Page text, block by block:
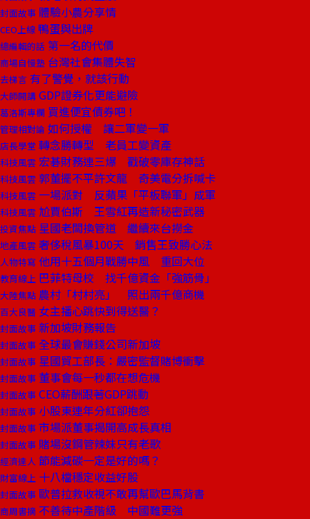
封面故事 體驗小農分享情
CEO上線 鴨蛋與出牌
總編輯的話 第一名的代價
商場自慢塾 台灣社會集體失智
去梯言 有了警覺，就該行動
大師開講 GDP證券化更能避險
葛洛斯專欄 買進便宜債券吧！
管理相對論 如何授權 讓二軍變一軍
店長學堂 轉念勝轉型 老員工變資產
科技風雲 宏碁財務連三爆 戳破零庫存神話
科技風雲 郭董擺不平許文龍 奇美電分拆喊卡
科技風雲 一場派對 反蘋果「平板聯軍」成軍
科技風雲 尬賈伯斯 王雪紅再造新秘密武器
投資焦點 星國老闆換管道 繼續來台撈金
地產風雲 奢侈稅風暴100天 銷售王致勝心法
人物特寫 他用十五個月戰勝中風 重回大位
教育線上 巴菲特母校 找千億資金「強筋骨」
大陸焦點 農村「村村亮」 照出兩千億商機
百大良醫 女主播心跳快到得送醫？
封面故事 新加坡財務報告
封面故事 全球最會賺錢公司新加坡
封面故事 星國貿工部長：嚴密監督賭博衝擊
封面故事 董事會每一秒都在想危機
封面故事 CEO薪酬跟著GDP跳動
封面故事 小股東連年分紅卻抱怨
封面故事 市場派董事揭開高成長真相
封面故事 賭場沒鋼管辣妹只有老歌
經濟達人 節能減碳一定是好的嗎？
財富線上 十八檔穩定收益好股
封面故事 歐普拉救收視不敢再幫歐巴馬背書
商周書摘 不善待中產階級 中國難更強